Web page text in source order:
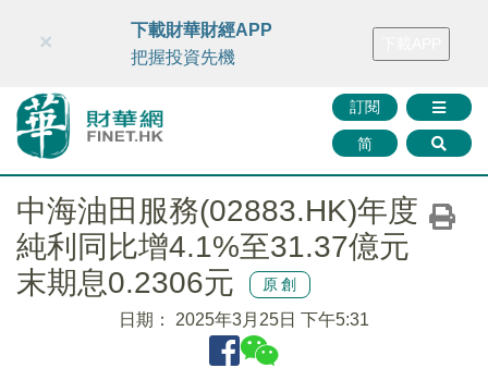
財華智庫網 FINTV FINMETA 財華證券 媒體矩陣
訂閱
简
×
下載財華財經APP
把握投資先機
中海油田服務(02883.HK)年度
純利同比增4.1%至31.37億元
末期息0.2306元
原創
日期： 2025年3月25日 下午5:31